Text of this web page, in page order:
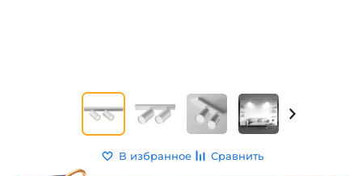
В избранное Сравнить